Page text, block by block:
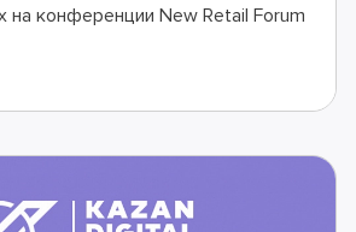
на конференции New Retail Forum